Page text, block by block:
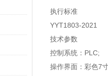
执行标准
YYT1803-2021
技术参数
控制系统： PLC;
操作界面：彩色7